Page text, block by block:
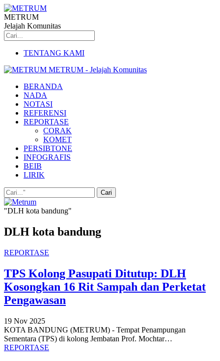
METRUM
Jelajah Komunitas
TENTANG KAMI
METRUM - Jelajah Komunitas
BERANDA
NADA
NOTASI
REFERENSI
REPORTASE
CORAK
KOMET
PERSIBTONE
INFOGRAFIS
BEIB
LIRIK
"DLH kota bandung"
DLH kota bandung
REPORTASE
TPS Kolong Pasupati Ditutup: DLH
Kosongkan 16 Rit Sampah dan Perketat
Pengawasan
19 Nov 2025
KOTA BANDUNG (METRUM) - Tempat Penampungan
Sementara (TPS) di kolong Jembatan Prof. Mochtar…
REPORTASE